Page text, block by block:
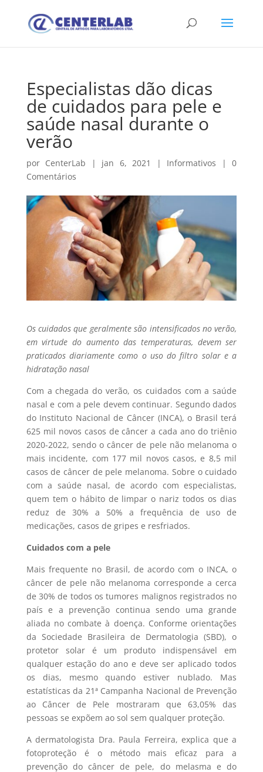
Especialistas dão dicas
de cuidados para pele e
saúde nasal durante o
verão
por CenterLab | jan 6, 2021 | Informativos |0
Comentários
Os cuidados que geralmente são intensificados no verão,
em virtude do aumento das temperaturas, devem ser
praticados diariamente como o uso do filtro solar e a
hidratação nasal
Com a chegada do verão, os cuidados com a saúde
nasal e com a pele devem continuar. Segundo dados
do Instituto Nacional de Câncer (INCA), o Brasil terá
625 mil novos casos de câncer a cada ano do triênio
2020-2022, sendo o câncer de pele não melanoma o
mais incidente, com 177 mil novos casos, e 8,5 mil
casos de câncer de pele melanoma. Sobre o cuidado
com a saúde nasal, de acordo com especialistas,
quem tem o hábito de limpar o nariz todos os dias
reduz de 30% a 50% a frequência de uso de
medicações, casos de gripes e resfriados.
Cuidados com a pele
Mais frequente no Brasil, de acordo com o INCA, o
câncer de pele não melanoma corresponde a cerca
de 30% de todos os tumores malignos registrados no
país e a prevenção continua sendo uma grande
aliada no combate à doença. Conforme orientações
da Sociedade Brasileira de Dermatologia (SBD), o
protetor solar é um produto indispensável em
qualquer estação do ano e deve ser aplicado todos
os dias, mesmo quando estiver nublado. Mas
estatísticas da 21ª Campanha Nacional de Prevenção
ao Câncer de Pele mostraram que 63,05% das
pessoas se expõem ao sol sem qualquer proteção.
A dermatologista Dra. Paula Ferreira, explica que a
fotoproteção é o método mais eficaz para a
prevenção do câncer de pele, do melasma e do